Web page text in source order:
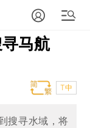
马航
T中
搜寻水域，将